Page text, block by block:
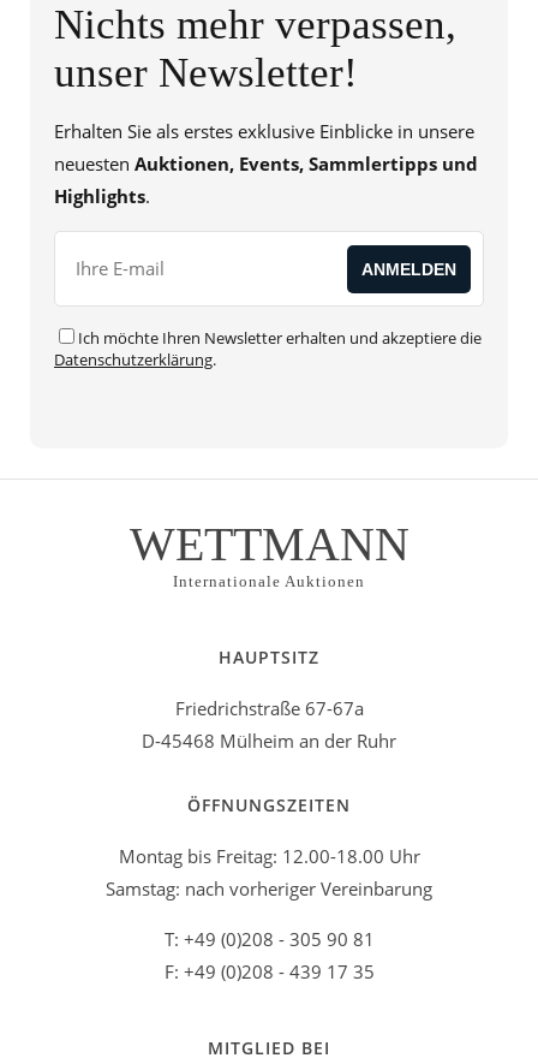
Nichts mehr verpassen,
unser Newsletter!
Erhalten Sie als erstes exklusive Einblicke in unsere
neuesten Auktionen, Events, Sammlertipps und
Highlights.
Ich möchte Ihren Newsletter erhalten und akzeptiere die
Datenschutzerklärung.
WETTMANN
Internationale Auktionen
HAUPTSITZ
Friedrichstraße 67-67a
D-45468 Mülheim an der Ruhr
ÖFFNUNGSZEITEN
Montag bis Freitag: 12.00-18.00 Uhr
Samstag: nach vorheriger Vereinbarung
T: +49 (0)208 - 305 90 81
F: +49 (0)208 - 439 17 35
MITGLIED BEI